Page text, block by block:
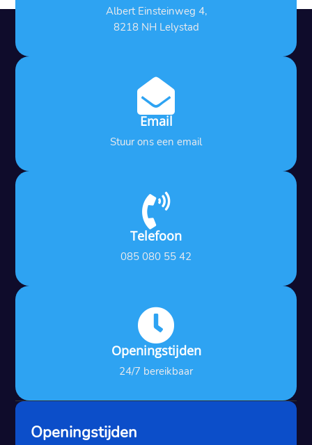
Albert Einsteinweg 4,
8218 NH Lelystad

Email
Stuur ons een email

Telefoon
085 080 55 42

Openingstijden
24/7 bereikbaar
Openingstijden